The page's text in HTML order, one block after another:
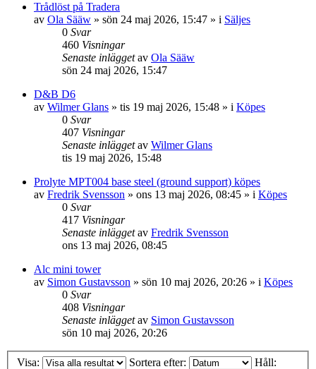
Trådlöst på Tradera
av Ola Sääw » sön 24 maj 2026, 15:47 » i Säljes
0 Svar
460 Visningar
Senaste inläggetav Ola Sääw
sön 24 maj 2026, 15:47
D&B D6
av Wilmer Glans » tis 19 maj 2026, 15:48 » i Köpes
0 Svar
407 Visningar
Senaste inläggetav Wilmer Glans
tis 19 maj 2026, 15:48
Prolyte MPT004 base steel (ground support) köpes
av Fredrik Svensson » ons 13 maj 2026, 08:45 » i Köpes
0 Svar
417 Visningar
Senaste inläggetav Fredrik Svensson
ons 13 maj 2026, 08:45
Alc mini tower
av Simon Gustavsson » sön 10 maj 2026, 20:26 » i Köpes
0 Svar
408 Visningar
Senaste inläggetav Simon Gustavsson
sön 10 maj 2026, 20:26
Visa: Sortera efter: Håll: